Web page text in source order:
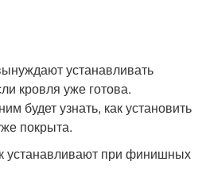
устанавливать
кровля уже готова.
будет узнать, как установить
покрыта.
устанавливают при финишных